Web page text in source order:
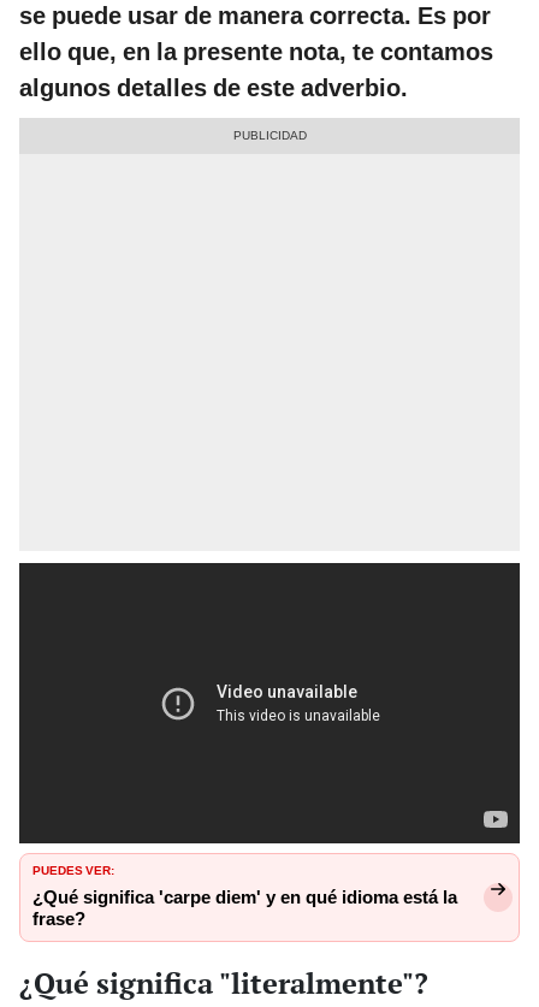
se puede usar de manera correcta. Es por
ello que, en la presente nota, te contamos
algunos detalles de este adverbio.
PUEDES VER:
¿Qué significa 'carpe diem' y en qué idioma está la
frase?
¿Qué significa "literalmente"?